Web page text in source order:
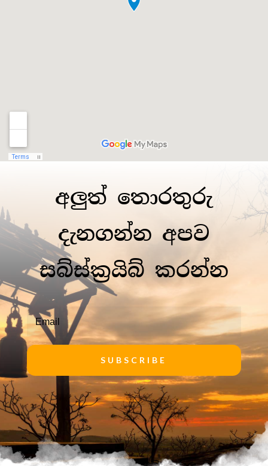
අලුත් තොරතුරු
දැනගන්න අපව
සබ්ස්ක්‍රයිබ් කරන්න
SUBSCRIBE